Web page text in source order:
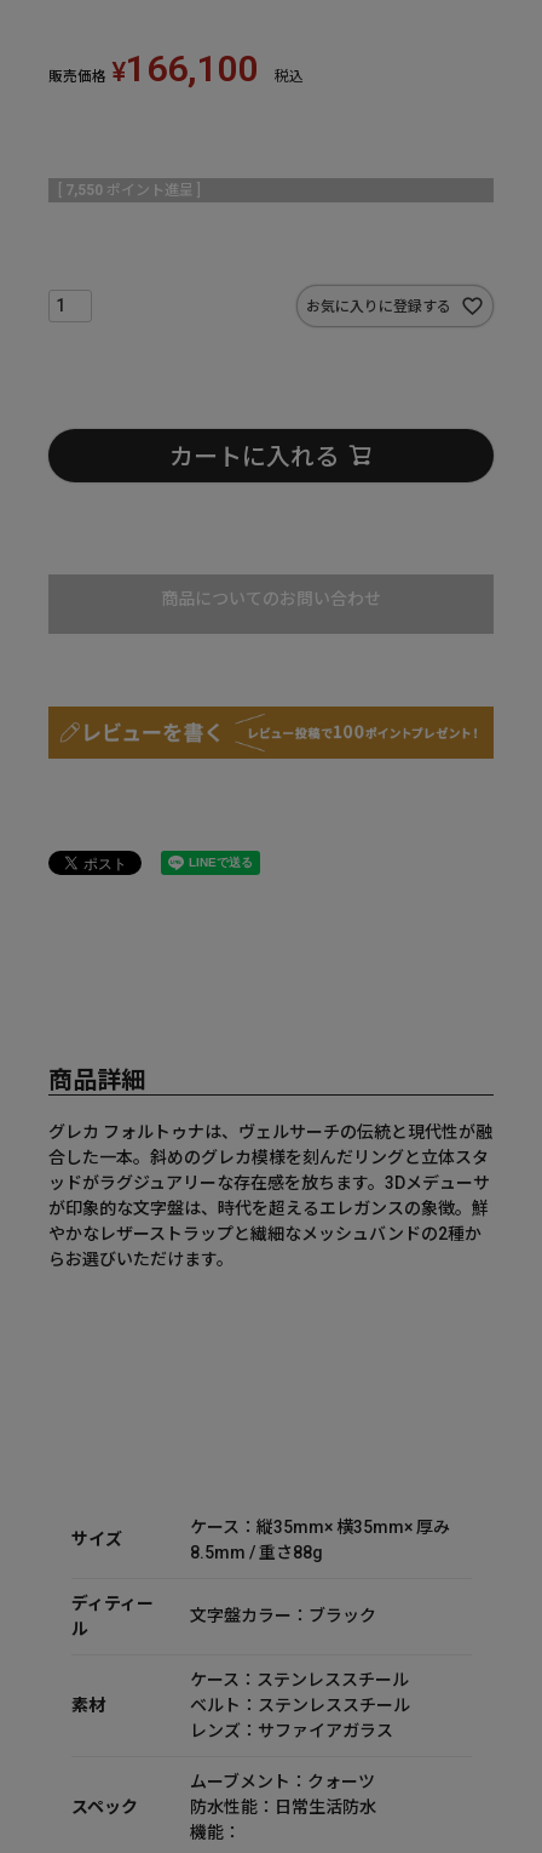
販売価格 ¥166,100 税込
7,550 ポイント進呈 ]
お気に入りに登録する
カートに入れる
商品についてのお問い合わせ
商品詳細
グレカ フォルトゥナは、ヴェルサーチの伝統と現代性が融
合した一本。斜めのグレカ模様を刻んだリングと立体スタ
ッドがラグジュアリーな存在感を放ちます。3Dメデューサ
が印象的な文字盤は、時代を超えるエレガンスの象徴。鮮
やかなレザーストラップと繊細なメッシュバンドの2種か
らお選びいただけます。
サイズ
ケース：縦35mm× 横35mm× 厚み
8.5mm / 重さ88g
ディティー
ル
文字盤カラー：ブラック
素材
ケース：ステンレススチール
ベルト：ステンレススチール
レンズ：サファイアガラス
スペック
ムーブメント：クォーツ
防水性能：日常生活防水
機能：